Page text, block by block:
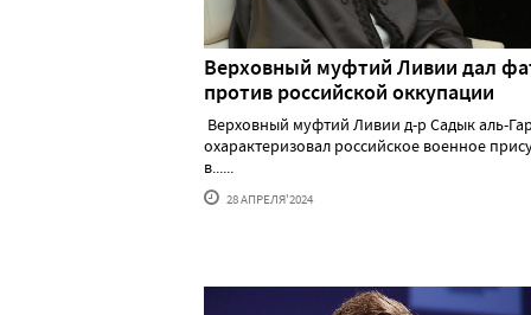
Верховный муфтий Ливии дал
против российской оккупации
Верховный муфтий Ливии д-р Садык аль-
охарактеризовал российское военное
в......
28 АПРЕЛЯ'2024